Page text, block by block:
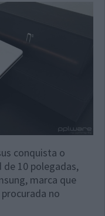
conquista o
10 polegadas,
marca que
no